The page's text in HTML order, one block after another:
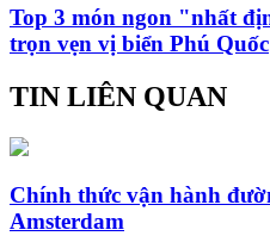
Top 3 món ngon "nhất
trọn vẹn vị biển Phú Quốc
TIN LIÊN QUAN
Chính thức vận hành
Amsterdam